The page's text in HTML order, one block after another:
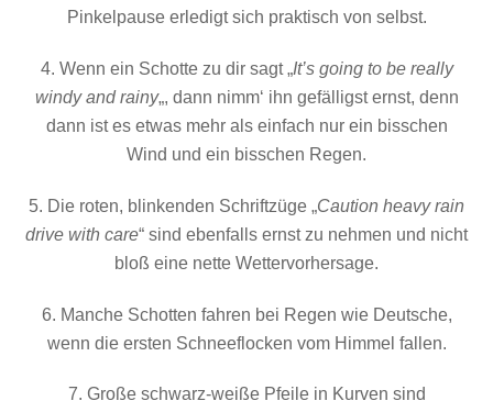
Pinkelpause erledigt sich praktisch von selbst.
4. Wenn ein Schotte zu dir sagt „It’s going to be really
windy and rainy„, dann nimm‘ ihn gefälligst ernst, denn
dann ist es etwas mehr als einfach nur ein bisschen
Wind und ein bisschen Regen.
5. Die roten, blinkenden Schriftzüge „Caution heavy rain
drive with care“ sind ebenfalls ernst zu nehmen und nicht
bloß eine nette Wettervorhersage.
6. Manche Schotten fahren bei Regen wie Deutsche,
wenn die ersten Schneeflocken vom Himmel fallen.
7. Große schwarz-weiße Pfeile in Kurven sind